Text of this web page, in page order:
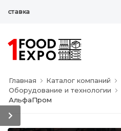
Главная
Каталог компаний
Оборудование и технологии
АльфаПром